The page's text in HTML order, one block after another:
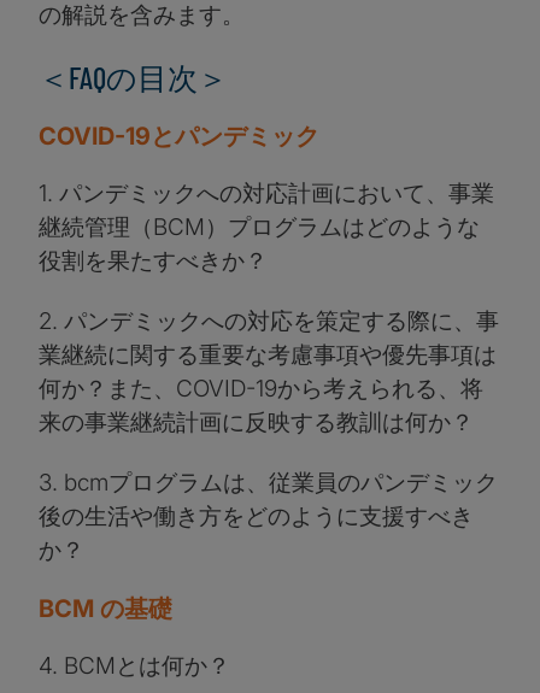
の解説を含みます。
＜FAQの目次＞
COVID-19とパンデミック
1. パンデミックへの対応計画において、事業
継続管理（BCM）プログラムはどのような
役割を果たすべきか？
2. パンデミックへの対応を策定する際に、事
業継続に関する重要な考慮事項や優先事項は
何か？また、COVID-19から考えられる、将
来の事業継続計画に反映する教訓は何か？
3. bcmプログラムは、従業員のパンデミック
後の生活や働き方をどのように支援すべき
か？
BCM の基礎
4. BCMとは何か？